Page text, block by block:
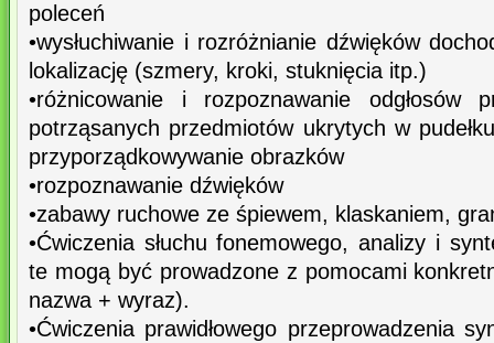
poleceń
•wysłuchiwanie i rozróżnianie dźwięków
lokalizację (szmery, kroki, stuknięcia itp.)
•różnicowanie i rozpoznawanie odgłosów
potrząsanych przedmiotów ukrytych w
przyporządkowywanie obrazków
•rozpoznawanie dźwięków
•zabawy ruchowe ze śpiewem, klaskaniem,
•Ćwiczenia słuchu fonemowego, analizy i
te mogą być prowadzone z pomocami
nazwa + wyraz).
•Ćwiczenia prawidłowego przeprowadzenia